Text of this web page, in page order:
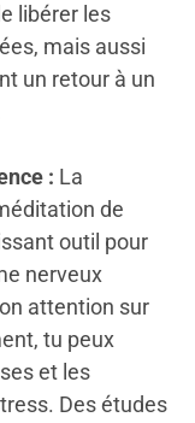
libérer les
mais aussi
un retour à un
: La
de
outil pour
nerveux
attention sur
tu peux
et les
Des études